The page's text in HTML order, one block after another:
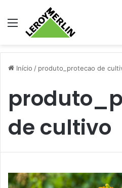
Menu
Início / produto_protecao de
de cultivo